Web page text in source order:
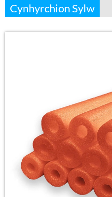
Cynhyrchion Sylw